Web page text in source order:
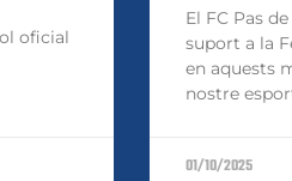
oficial
El FC Pas
suport a la
en aquests
nostre
01/10/2025